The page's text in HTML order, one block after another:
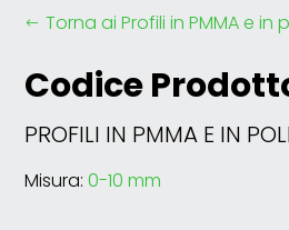
# Torna ai Profili in PMMA e
Codice
PROFILI IN PMMA E IN
Misura:0-10 mm